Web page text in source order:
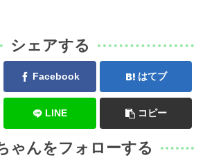
シェアする
Facebook はてブ
LINE コピー
ゃんをフォローする